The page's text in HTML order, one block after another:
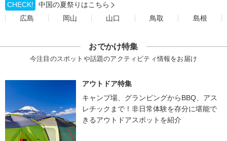
CHECK!
中国の夏祭りはこちら
広島
岡山 山口 鳥取 島根
おでかけ特集
今注目のスポットや話題のアクティビティ情報をお届け
アウトドア特集
キャンプ場、グランピングからBBQ、アス
レチックまで！非日常体験を存分に堪能で
きるアウトドアスポットを紹介